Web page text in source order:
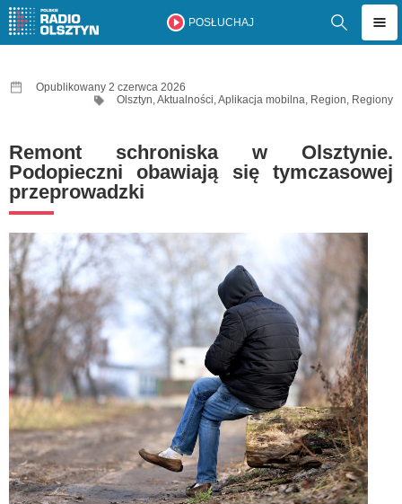
POSŁUCHAJ
Opublikowany 2 czerwca 2026
Olsztyn,Aktualności,Aplikacja mobilna, Region, Regiony
Remont schroniska w Olsztynie.
Podopieczni obawiają się tymczasowej
przeprowadzki